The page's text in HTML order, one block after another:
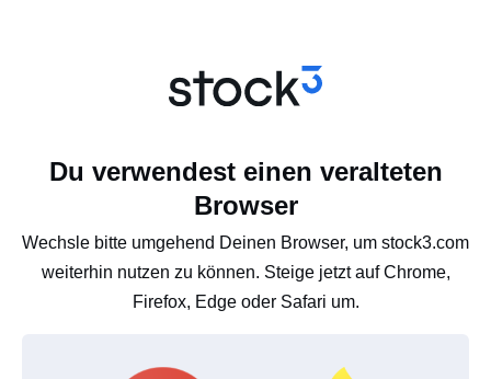
Du verwendest einen veralteten
Browser
Wechsle bitte umgehend Deinen Browser, um stock3.com
weiterhin nutzen zu können. Steige jetzt auf Chrome,
Firefox, Edge oder Safari um.